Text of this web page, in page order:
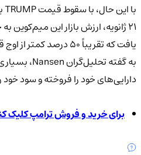
یافت که تقریباً 50 درصد
دارایی‌های خود را فروخته و سود خود
برای خرید و فروش ترامپ کلیک